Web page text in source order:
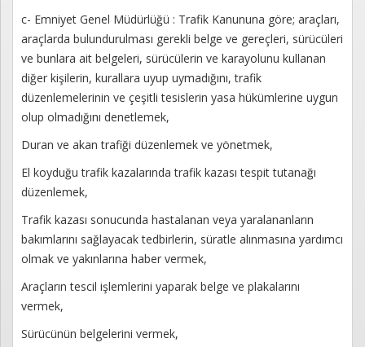
c- Emniyet Genel Müdürlüğü : Trafik Kanununa göre; araçları,
araçlarda bulundurulması gerekli belge ve gereçleri, sürücüleri
ve bunlara ait belgeleri, sürücülerin ve karayolunu kullanan
diğer kişilerin, kurallara uyup uymadığını, trafik
düzenlemelerinin ve çeşitli tesislerin yasa hükümlerine uygun
olup olmadığını denetlemek,
Duran ve akan trafiği düzenlemek ve yönetmek,
El koyduğu trafik kazalarında trafik kazası tespit tutanağı
düzenlemek,
Trafik kazası sonucunda hastalanan veya yaralananların
bakımlarını sağlayacak tedbirlerin, süratle alınmasına yardımcı
olmak ve yakınlarına haber vermek,
Araçların tescil işlemlerini yaparak belge ve plakalarını
vermek,
Sürücünün belgelerini vermek,